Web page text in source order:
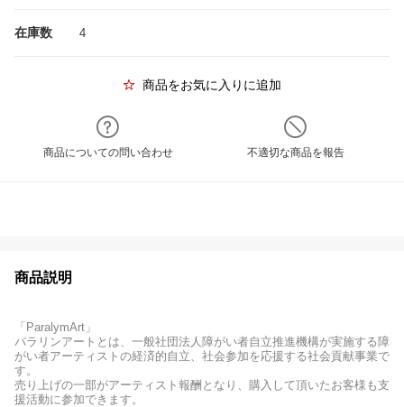
在庫数 4
商品をお気に入りに追加
商品についての問い合わせ 不適切な商品を報告
商品説明
「ParalymArt」
パラリンアートとは、一般社団法人障がい者自立推進機構が実施する障
がい者アーティストの経済的自立、社会参加を応援する社会貢献事業で
す。
売り上げの一部がアーティスト報酬となり、購入して頂いたお客様も支
援活動に参加できます。